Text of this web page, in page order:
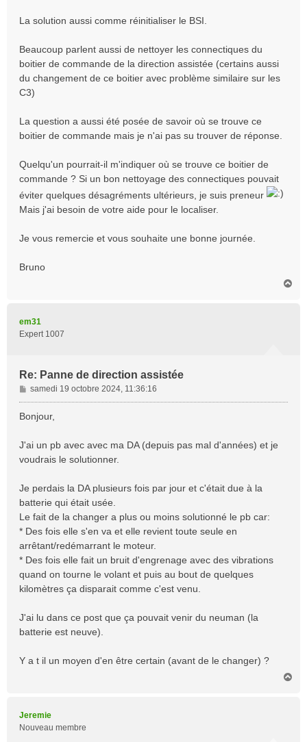
La solution aussi comme réinitialiser le BSI.
Beaucoup parlent aussi de nettoyer les connectiques du
boitier de commande de la direction assistée (certains aussi
du changement de ce boitier avec problème similaire sur les
C3)
La question a aussi été posée de savoir où se trouve ce
boitier de commande mais je n'ai pas su trouver de réponse.
Quelqu'un pourrait-il m'indiquer où se trouve ce boitier de
commande ? Si un bon nettoyage des connectiques pouvait
éviter quelques désagréments ultérieurs, je suis preneur
Mais j'ai besoin de votre aide pour le localiser.
Je vous remercie et vous souhaite une bonne journée.
Bruno
em31
Expert 1007
Re: Panne de direction assistée
M
e
s
g
e
samedi 19 octobre 2024, 11:36:16
Bonjour,
J'ai un pb avec avec ma DA (depuis pas mal d'années) et je
voudrais le solutionner.
Je perdais la DA plusieurs fois par jour et c'était due à la
batterie qui était usée.
Le fait de la changer a plus ou moins solutionné le pb car:
* Des fois elle s'en va et elle revient toute seule en
arrêtant/redémarrant le moteur.
* Des fois elle fait un bruit d'engrenage avec des vibrations
quand on tourne le volant et puis au bout de quelques
kilomètres ça disparait comme c'est venu.
J'ai lu dans ce post que ça pouvait venir du neuman (la
batterie est neuve).
Y a t il un moyen d'en être certain (avant de le changer) ?
Jeremie
Nouveau membre